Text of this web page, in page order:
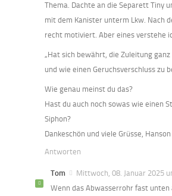
Thema. Dachte an die Separett Tiny
mit dem Kanister unterm Lkw. Nach
recht motiviert. Aber eines verstehe
„Hat sich bewährt, die Zuleitung
und wie einen Geruchsverschluss zu
Wie genau meinst du das?
Hast du auch noch sowas wie einen
Siphon?
Dankeschön und viele Grüsse, Hanson
Antworten
Tom
Mittwoch, 08. Januar 2025
Wenn das Abwasserrohr fast unten